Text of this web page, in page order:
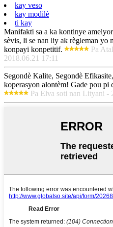
kay veso
kay modilè
ti kay
Manifakti sa a ka kontinye
sèvis, li se nan liy ak règleman yo
konpayi konpetitif.
Pa
2018.06.21 17:11
Segondè Kalite, Segondè
koperasyon alontèm! Gade pou pi
Pa Elva soti nan Lityani -